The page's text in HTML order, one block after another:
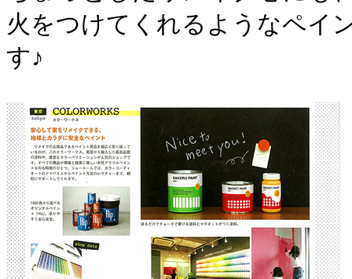
火をつけてくれるようなペイ
す♪